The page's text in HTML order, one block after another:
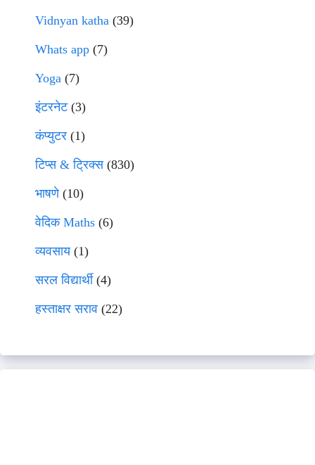
Vidnyan katha (39)
Whats app (7)
Yoga (7)
इंटरनेट(3)
कंप्युटर (1)
टिप्स & ट्रिक्स(830)
भाषणे(10)
वेदिक Maths (6)
व्यवसाय(1)
सरल विद्यार्थी(4)
हस्ताक्षर सराव (22)